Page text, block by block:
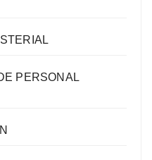
PERSONAL